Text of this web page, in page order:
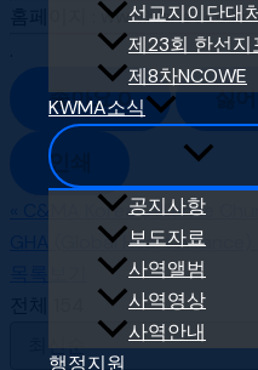
선교지이단대
제23회 한선지
제8차NCOWE
KWMA소식
공지사항
보도자료
사역앨범
사역영상
사역안내
행정지원
www.hisnet.co.kr
좋아요0 싫
인쇄
C&MA Korea (Alliance
GHA (Global Heart Alliance)